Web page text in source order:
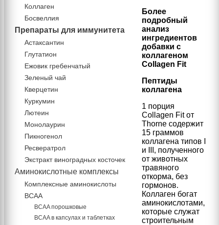
Более
подробный
анализ
ингредиентов
добавки с
коллагеном
Collagen Fit
Пептиды
коллагена
1 порция
Collagen Fit от
Thorne содержит
15 граммов
коллагена типов I
и III, полученного
от животных
травяного
откорма, без
гормонов.
Коллаген богат
аминокислотами,
которые служат
строительным
Коллаген
Босвеллия
Препараты для иммунитета
Астаксантин
Глутатион
Ежовик гребенчатый
Зеленый чай
Кверцетин
Куркумин
Лютеин
Монолаурин
Пикногенол
Ресвератрол
Экстракт виноградных косточек
Аминокислотные комплексы
Комплексные аминокислоты
BCAA
BCAA порошковые
BCAA в капсулах и таблетках